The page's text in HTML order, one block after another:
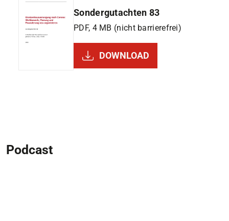
Sondergutachten 83
PDF, 4 MB (nicht barrierefrei)
DOWNLOAD
Podcast